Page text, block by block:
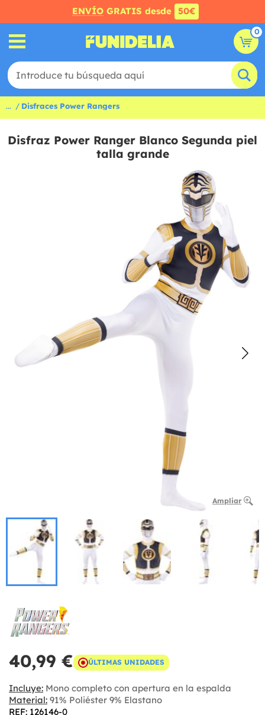
ENVÍO GRATIS desde 50€
0
... Disfraces Power Rangers
Disfraz Power Ranger Blanco Segunda piel
talla grande
Ampliar
40,99 € ÚLTIMAS UNIDADES
Incluye: Mono completo con apertura en la espalda
Material: 91% Poliéster 9% Elastano
REF: 126146-0